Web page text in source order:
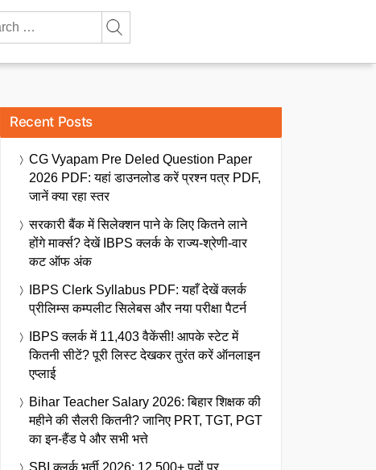
Recent Posts
CG Vyapam Pre Deled Question Paper
2026 PDF: यहां डाउनलोड करें प्रश्न पत्र PDF,
जानें क्या रहा स्तर
सरकारी बैंक में सिलेक्शन पाने के लिए कितने लाने
होंगे मार्क्स? देखें IBPS क्लर्क के राज्य-श्रेणी-वार
कट ऑफ अंक
IBPS Clerk Syllabus PDF: यहाँ देखें क्लर्क
प्रीलिम्स कम्पलीट सिलेबस और नया परीक्षा पैटर्न
IBPS क्लर्क में 11,403 वैकेंसी! आपके स्टेट में
कितनी सीटें? पूरी लिस्ट देखकर तुरंत करें ऑनलाइन
एप्लाई
Bihar Teacher Salary 2026: बिहार शिक्षक की
महीने की सैलरी कितनी? जानिए PRT, TGT, PGT
का इन-हैंड पे और सभी भत्ते
SBI क्लर्क भर्ती 2026: 12,500+ पदों पर